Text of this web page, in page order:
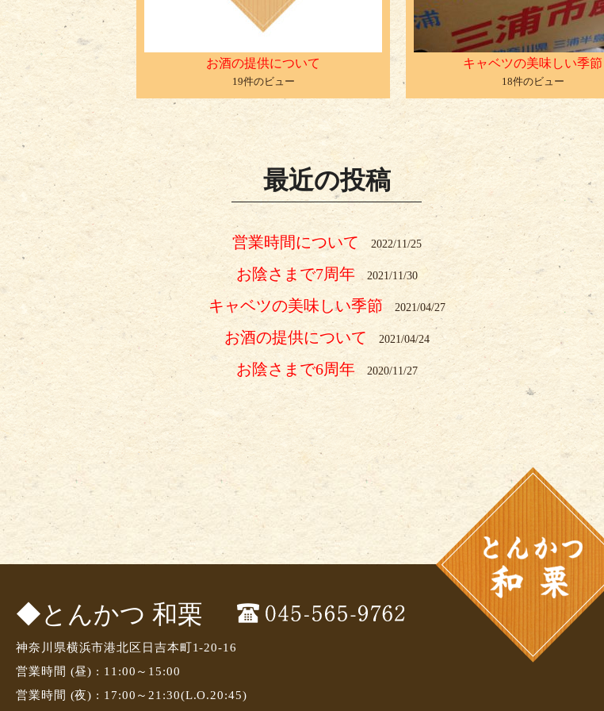
お酒の提供について
19件のビュー
キャベツの美味しい季節
18件のビュー
最近の投稿
営業時間について 2022/11/25
お陰さまで7周年 2021/11/30
キャベツの美味しい季節 2021/04/27
お酒の提供について 2021/04/24
お陰さまで6周年 2020/11/27
◆とんかつ 和栗
神奈川県横浜市港北区日吉本町1-20-16
営業時間 (昼) : 11:00～15:00
営業時間 (夜) : 17:00～21:30(L.O.20:45)